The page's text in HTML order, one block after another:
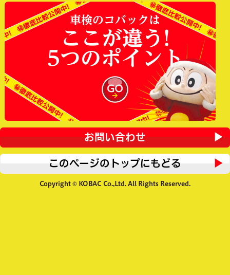
車検のコバックは
ここが違う!
5つのポイント
お問い合わせ
このページのトップにもどる
Copyright © KOBAC Co.,Ltd. All Rights Reserved.